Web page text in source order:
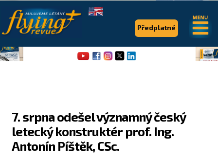
7. srpna odešel významný český
letecký konstruktér prof. Ing.
Antonín Píštěk, CSc.
Předplatné
.
Flying Revue
Články